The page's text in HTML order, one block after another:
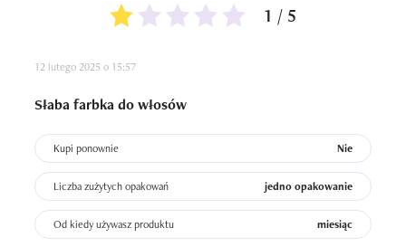
1 / 5
12 lutego 2025 o 15:57
Słaba farbka do włosów
Kupi ponownie Nie
Liczba zużytych opakowań jedno opakowanie
Od kiedy używasz produktu miesiąc